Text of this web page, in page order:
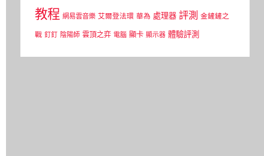
教程 網易雲音樂 艾爾登法環 華為 處理器 評測 金鏟鏟之
戰 釘釘 陰陽師 雲頂之弈 電腦 顯卡 顯示器 體驗評測